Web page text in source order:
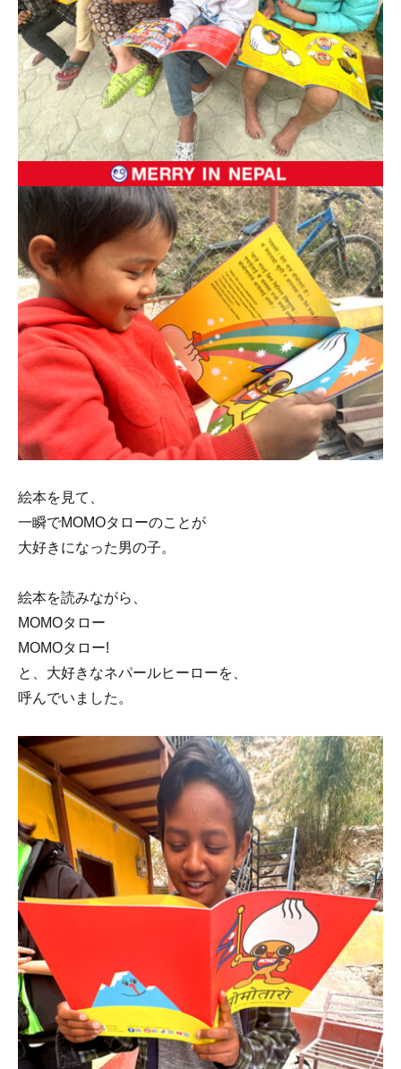
絵本を見て、
一瞬でMOMOタローのことが
大好きになった男の子。
絵本を読みながら、
MOMOタロー
MOMOタロー!
と、大好きなネパールヒーローを、
呼んでいました。